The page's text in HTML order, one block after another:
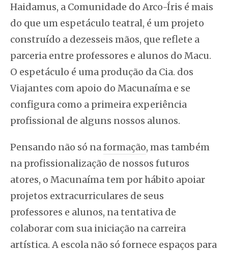
Haidamus, a Comunidade do Arco-Íris é mais
do que um espetáculo teatral, é um projeto
construído a dezesseis mãos, que reflete a
parceria entre professores e alunos do Macu.
O espetáculo é uma produção da Cia. dos
Viajantes com apoio do Macunaíma e se
configura como a primeira experiência
profissional de alguns nossos alunos.
Pensando não só naformação, mas também
na profissionalização de nossos futuros
atores, o Macunaíma tem por hábito apoiar
projetos extracurriculares de seus
professores e alunos, na tentativa de
colaborar com sua iniciação na carreira
artística. A escola não só fornece espaços para